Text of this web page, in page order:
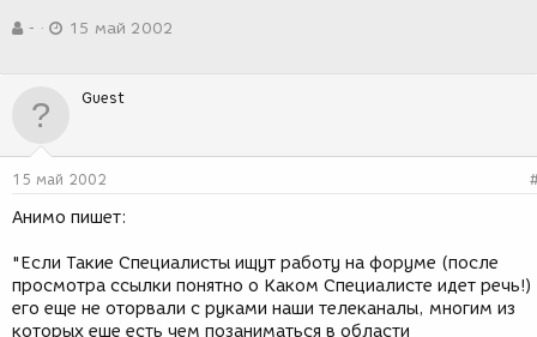
в
ы
-
а
а
и
15 май 2002
Guest
15 май 2002
Анимо пишет:
"Если Такие Специалисты ищут работу на форуме (после
просмотра ссылки понятно о Каком Специалисте идет речь!)
его еще не оторвали с руками наши телеканалы, многим из
которых еще есть чем позаниматься в области